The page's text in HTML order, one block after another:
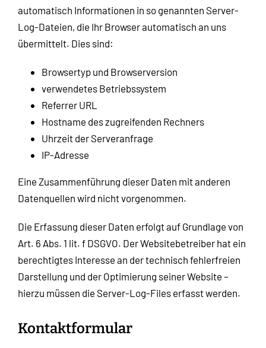
automatisch Informationen in so genannten Server-
Log-Dateien, die Ihr Browser automatisch an uns
übermittelt. Dies sind:
Browsertyp und Browserversion
verwendetes Betriebssystem
Referrer URL
Hostname des zugreifenden Rechners
Uhrzeit der Serveranfrage
IP-Adresse
Eine Zusammenführung dieser Daten mit anderen
Datenquellen wird nicht vorgenommen.
Die Erfassung dieser Daten erfolgt auf Grundlage von
Art. 6 Abs. 1 lit. f DSGVO. Der Websitebetreiber hat ein
berechtigtes Interesse an der technisch fehlerfreien
Darstellung und der Optimierung seiner Website –
hierzu müssen die Server-Log-Files erfasst werden.
Kontaktformular